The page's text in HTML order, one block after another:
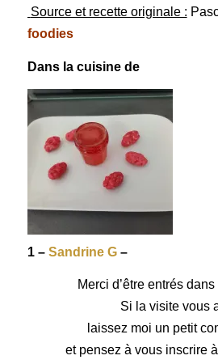
Source et recette originale :
foodies
Dans la cuisine de
1 – Sandrine G–
Merci d’être entrés
Si la visite vous
laissez moi un petit
et pensez à vous inscrire